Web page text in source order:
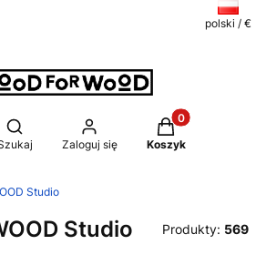
polski / €
Otwórz wyszukiwarkę
Zaloguj się
Produkty w
Koszyk
Studio
Studio Produkty: 569